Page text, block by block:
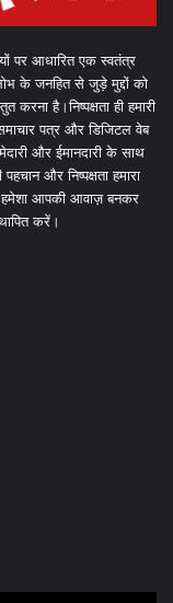
पर आधारित एक स्वतंत्र
के जनहित से जुड़े मुद्दों को
है।निष्पक्षता ही हमारी
पत्र और डिजिटल वेब
और ईमानदारी के साथ
और निष्पक्षता हमारा
आपकी आवाज़ बनकर
करें।